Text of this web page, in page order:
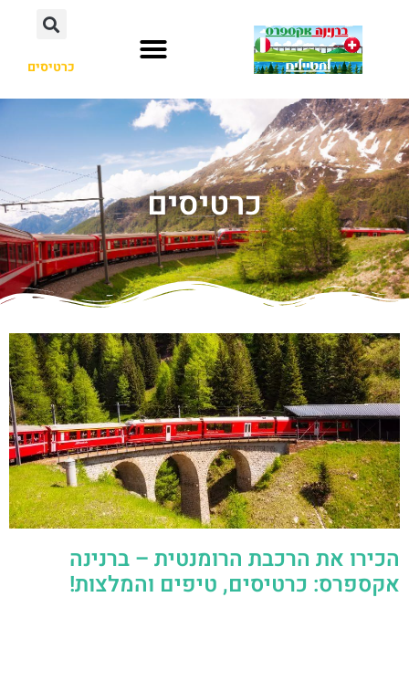
כרטיסים
כרטיסים
הכירו את הרכבת הרומנטית – ברנינה
אקספרס: כרטיסים, טיפים והמלצות!